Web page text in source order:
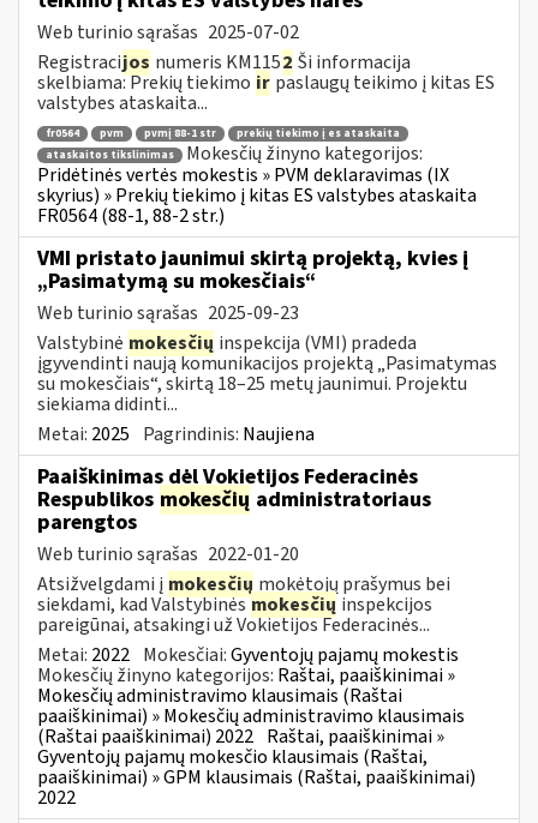
Web turinio sąrašas 2025-07-02
Registracijos numeris KM1152 Ši informacija
skelbiama: Prekių tiekimo ir paslaugų teikimo į kitas ES
valstybes ataskaita...
fr0564 pvm pvmį 88-1 str
prekių tiekimo į es ataskaita
ataskaitos tikslinimas
Mokesčių žinyno kategorijos:
Pridėtinės vertės mokestis » PVM deklaravimas (IX
skyrius) » Prekių tiekimo į kitas ES valstybes ataskaita
FR0564 (88-1, 88-2 str.)
VMI pristato jaunimui skirtą projektą, kvies į
„Pasimatymą su mokesčiais“
Web turinio sąrašas 2025-09-23
Valstybinė mokesčių inspekcija (VMI) pradeda
įgyvendinti naują komunikacijos projektą „Pasimatymas
su mokesčiais“, skirtą 18–25 metų jaunimui. Projektu
siekiama didinti...
Metai: 2025 Pagrindinis: Naujiena
Paaiškinimas dėl Vokietijos Federacinės
Respublikos mokesčių administratoriaus
parengtos
Web turinio sąrašas 2022-01-20
Atsižvelgdami į mokesčių mokėtojų prašymus bei
siekdami, kad Valstybinėsmokesčių inspekcijos
pareigūnai, atsakingi už Vokietijos Federacinės...
Metai: 2022 Mokesčiai:Gyventojų pajamų mokestis
Mokesčių žinyno kategorijos: Raštai, paaiškinimai »
Mokesčių administravimo klausimais (Raštai
paaiškinimai) » Mokesčių administravimo klausimais
(Raštai paaiškinimai) 2022 Raštai, paaiškinimai »
Gyventojų pajamų mokesčio klausimais (Raštai,
paaiškinimai) » GPM klausimais (Raštai, paaiškinimai)
2022